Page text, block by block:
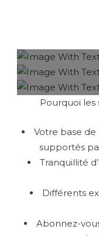
Pourquoi les
Votre base
supportés
Tranquillité
Différents
Abonnez-